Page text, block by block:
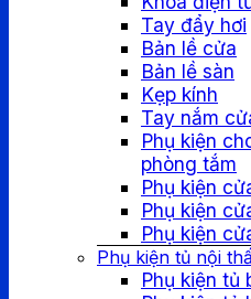
Tay đẩy hơi
Bản lề cửa
Bản lề sàn
Kẹp kính
Tay nắm
Phụ kiện
phòng tắm
Phụ kiện
Phụ kiện
Phụ kiện
Phụ kiện tủ nội
Phụ kiện tủ